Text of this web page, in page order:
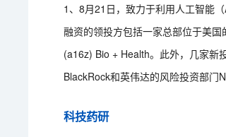
1、8月21日，致力于利用人工智能
融资的领投方包括一家总部位于美
(a16z) Bio + Health。此外，几家新
BlackRock和英伟达的风险投资部门
科技药研